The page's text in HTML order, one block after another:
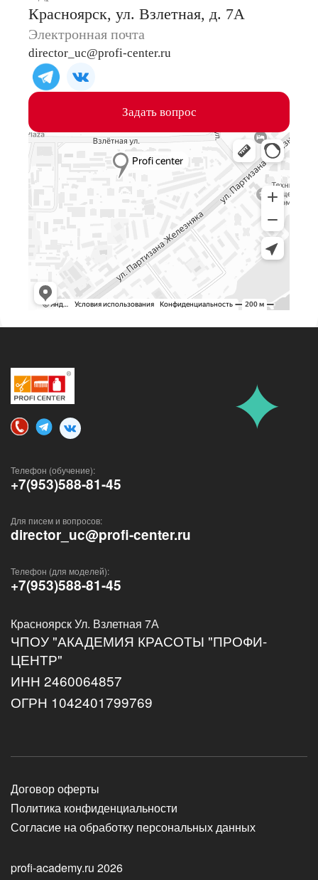
Красноярск, ул. Взлетная, д. 7А
Электронная почта
director_uc@profi-center.ru
Задать вопрос
Телефон (обучение):
+7(953)588-81-45
Для писем и вопросов:
director_uc@profi-center.ru
Телефон (для моделей):
+7(953)588-81-45
Красноярск Ул. Взлетная 7А
ЧПОУ "АКАДЕМИЯ КРАСОТЫ "ПРОФИ-
ЦЕНТР"
ИНН 2460064857
ОГРН 1042401799769
Договор оферты
Политика конфиденциальности
Согласие на обработку персональных данных
profi-academy.ru 2026